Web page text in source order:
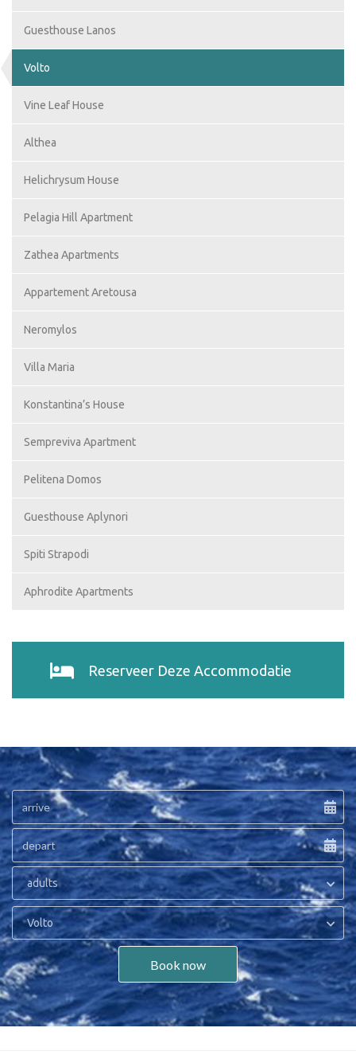
Guesthouse Lanos
Volto
Vine Leaf House
Althea
Helichrysum House
Pelagia Hill Apartment
Zathea Apartments
Appartement Aretousa
Neromylos
Villa Maria
Konstantina’s House
Sempreviva Apartment
Pelitena Domos
Guesthouse Aplynori
Spiti Strapodi
Aphrodite Apartments
Reserveer Deze Accommodatie
adults
Volto
Book now